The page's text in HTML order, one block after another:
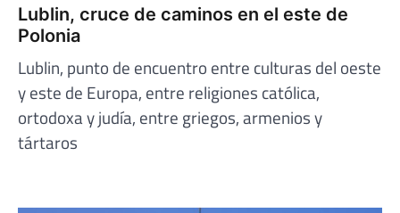
Lublin, cruce de caminos en el este de
Polonia
Lublin, punto de encuentro entre culturas del oeste
y este de Europa, entre religiones católica,
ortodoxa y judía, entre griegos, armenios y
tártaros